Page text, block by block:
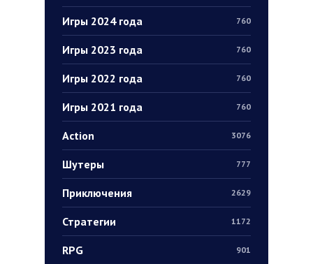
Игры 2024 года 760
Игры 2023 года 760
Игры 2022 года 760
Игры 2021 года 760
Action 3076
Шутеры 777
Приключения 2629
Стратегии 1172
RPG 901